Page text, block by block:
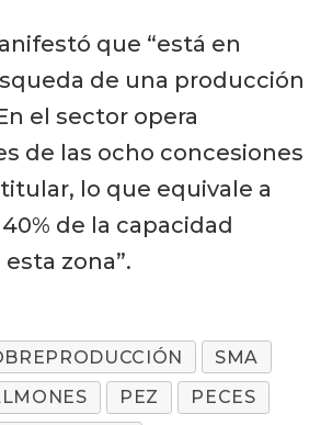
que “está en
de una producción
el sector opera
de las ocho concesiones
lo que equivale a
de la capacidad
zona”.
SMA
PEZ
PECES